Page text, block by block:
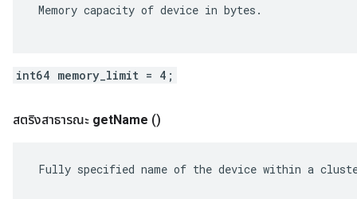
Memory capacity of device in bytes.
int64 memory_limit = 4;
สตริงสาธารณะ getName ()
Fully specified name of the device within a